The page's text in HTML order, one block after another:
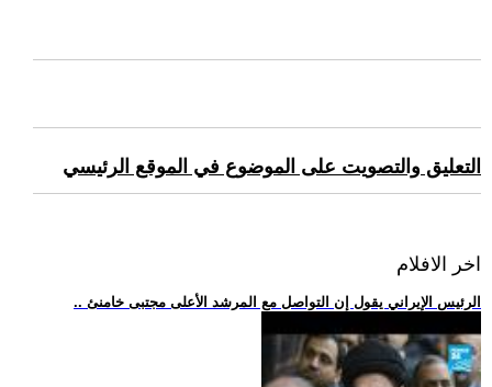
التعليق والتصويت على الموضوع في الموقع الرئيسي
اخر الافلام
.. الرئيس الإيراني يقول إن التواصل مع المرشد الأعلى مجتبى خامنئ